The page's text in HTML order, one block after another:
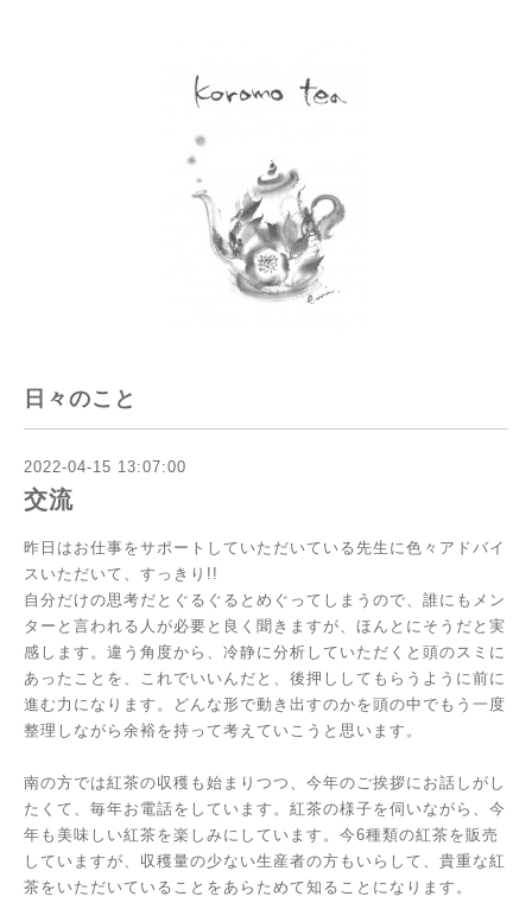
日々のこと
2022-04-15 13:07:00
交流
昨日はお仕事をサポートしていただいている先生に色々アドバイ
スいただいて、すっきり!!
自分だけの思考だとぐるぐるとめぐってしまうので、誰にもメン
ターと言われる人が必要と良く聞きますが、ほんとにそうだと実
感します。違う角度から、冷静に分析していただくと頭のスミに
あったことを、これでいいんだと、後押ししてもらうように前に
進む力になります。どんな形で動き出すのかを頭の中でもう一度
整理しながら余裕を持って考えていこうと思います。
南の方では紅茶の収穫も始まりつつ、今年のご挨拶にお話しがし
たくて、毎年お電話をしています。紅茶の様子を伺いながら、今
年も美味しい紅茶を楽しみにしています。今6種類の紅茶を販売
していますが、収穫量の少ない生産者の方もいらして、貴重な紅
茶をいただいていることをあらためて知ることになります。